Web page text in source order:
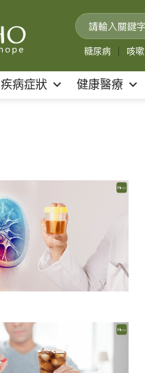
糖尿病 咳嗽
疾病症狀 健康醫療